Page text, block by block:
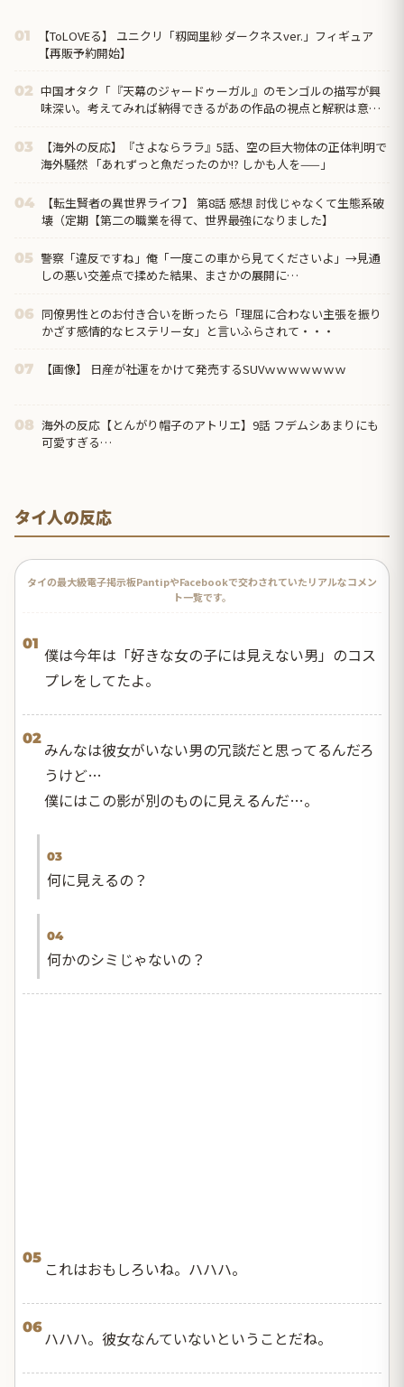
01
【ToLOVEる】 ユニクリ「籾岡里紗 ダークネスver.」フィギュア
【再販予約開始】
02 中国オタク「『天幕のジャードゥーガル』のモンゴルの描写が興
味深い。考えてみれば納得できるがあの作品の視点と解釈は意外
03
【海外の反応】『さよならララ』5話、空の巨大物体の正体判明で
海外騒然 「あれずっと魚だったのか!? しかも人を——」
04
【転生賢者の異世界ライフ】 第8話 感想 討伐じゃなくて生態系破
壊（定期【第二の職業を得て、世界最強になりました】
05 警察「違反ですね」俺「一度この車から見てくださいよ」→見通
しの悪い交差点で揉めた結果、まさかの展開に…
06 同僚男性とのお付き合いを断ったら「理屈に合わない主張を振り
かざす感情的なヒステリー女」と言いふらされて・・・
07 【画像】 日産が社運をかけて発売するSUVｗｗｗｗｗｗｗ
08 海外の反応【とんがり帽子のアトリエ】9話 フデムシあまりにも
可愛すぎる…
タイ人の反応
タイの最大級電子掲示板PantipやFacebookで交わされていたリアルなコメン
ト一覧です。
01
僕は今年は「好きな女の子には見えない男」のコス
プレをしてたよ。
02
みんなは彼女がいない男の冗談だと思ってるんだろ
うけど…
僕にはこの影が別のものに見えるんだ…。
03
何に見えるの？
04
何かのシミじゃないの？
05
これはおもしろいね。ハハハ。
06
ハハハ。彼女なんていないということだね。